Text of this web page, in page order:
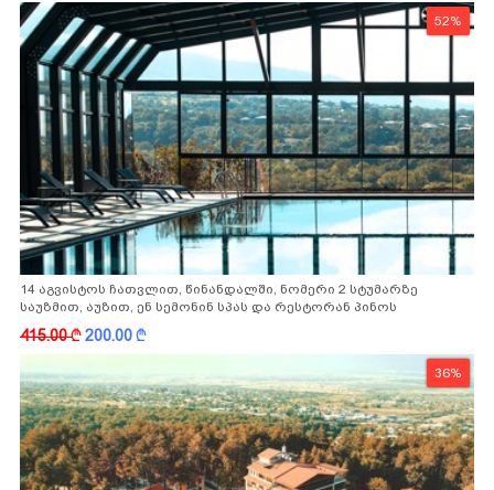
52%
14 აგვისტოს ჩათვლით, წინანდალში, ნომერი 2 სტუმარზე
საუზმით, აუზით, ენ სემონინ სპას და რესტორან პინოს
ფასდაკლებით
415.00k200.00k
36%